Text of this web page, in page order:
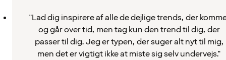
"Lad dig inspirere af alle de dejlige trends, der
og går over tid, men tag kun den trend til dig, der
passer til dig. Jeg er typen, der suger alt nyt til mig,
men det er vigtigt ikke at miste sig selv undervejs."